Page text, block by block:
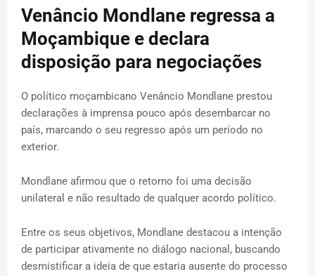
Venâncio Mondlane regressa a
Moçambique e declara
disposição para negociações
O político moçambicano Venâncio Mondlane prestou
declarações à imprensa pouco após desembarcar no
país, marcando o seu regresso após um período no
exterior.
Mondlane afirmou que o retorno foi uma decisão
unilateral e não resultado de qualquer acordo político.
Entre os seus objetivos, Mondlane destacou a intenção
de participar ativamente no diálogo nacional, buscando
desmistificar a ideia de que estaria ausente do processo